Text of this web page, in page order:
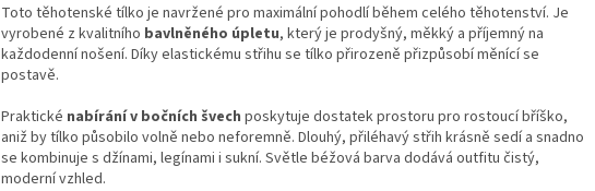
Toto těhotenské tílko je navržené pro maximální pohodlí během celého těhotenství. Je
vyrobené z kvalitního bavlněného úpletu, který je prodyšný, měkký a příjemný na
každodenní nošení. Díky elastickému střihu se tílko přirozeně přizpůsobí měnící se
postavě.
Praktické nabírání v bočních švech poskytuje dostatek prostoru pro rostoucí bříško,
aniž by tílko působilo volně nebo neforemně. Dlouhý, přiléhavý střih krásně sedí a snadno
se kombinuje s džínami, legínami i sukní. Světle béžová barva dodává outfitu čistý,
moderní vzhled.